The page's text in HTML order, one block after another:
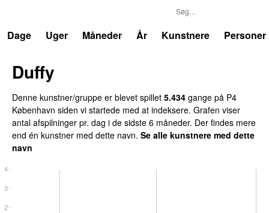
Dage
Uger Måneder År Kunstnere Personer
Duffy
Denne kunstner/gruppe er blevet spillet 5.434 gange på P4
København siden vi startede med at indeksere. Grafen viser
antal afspilninger pr. dag i de sidste 6 måneder. Der findes mere
end én kunstner med dette navn. Se alle kunstnere med dette
navn
2
3
4